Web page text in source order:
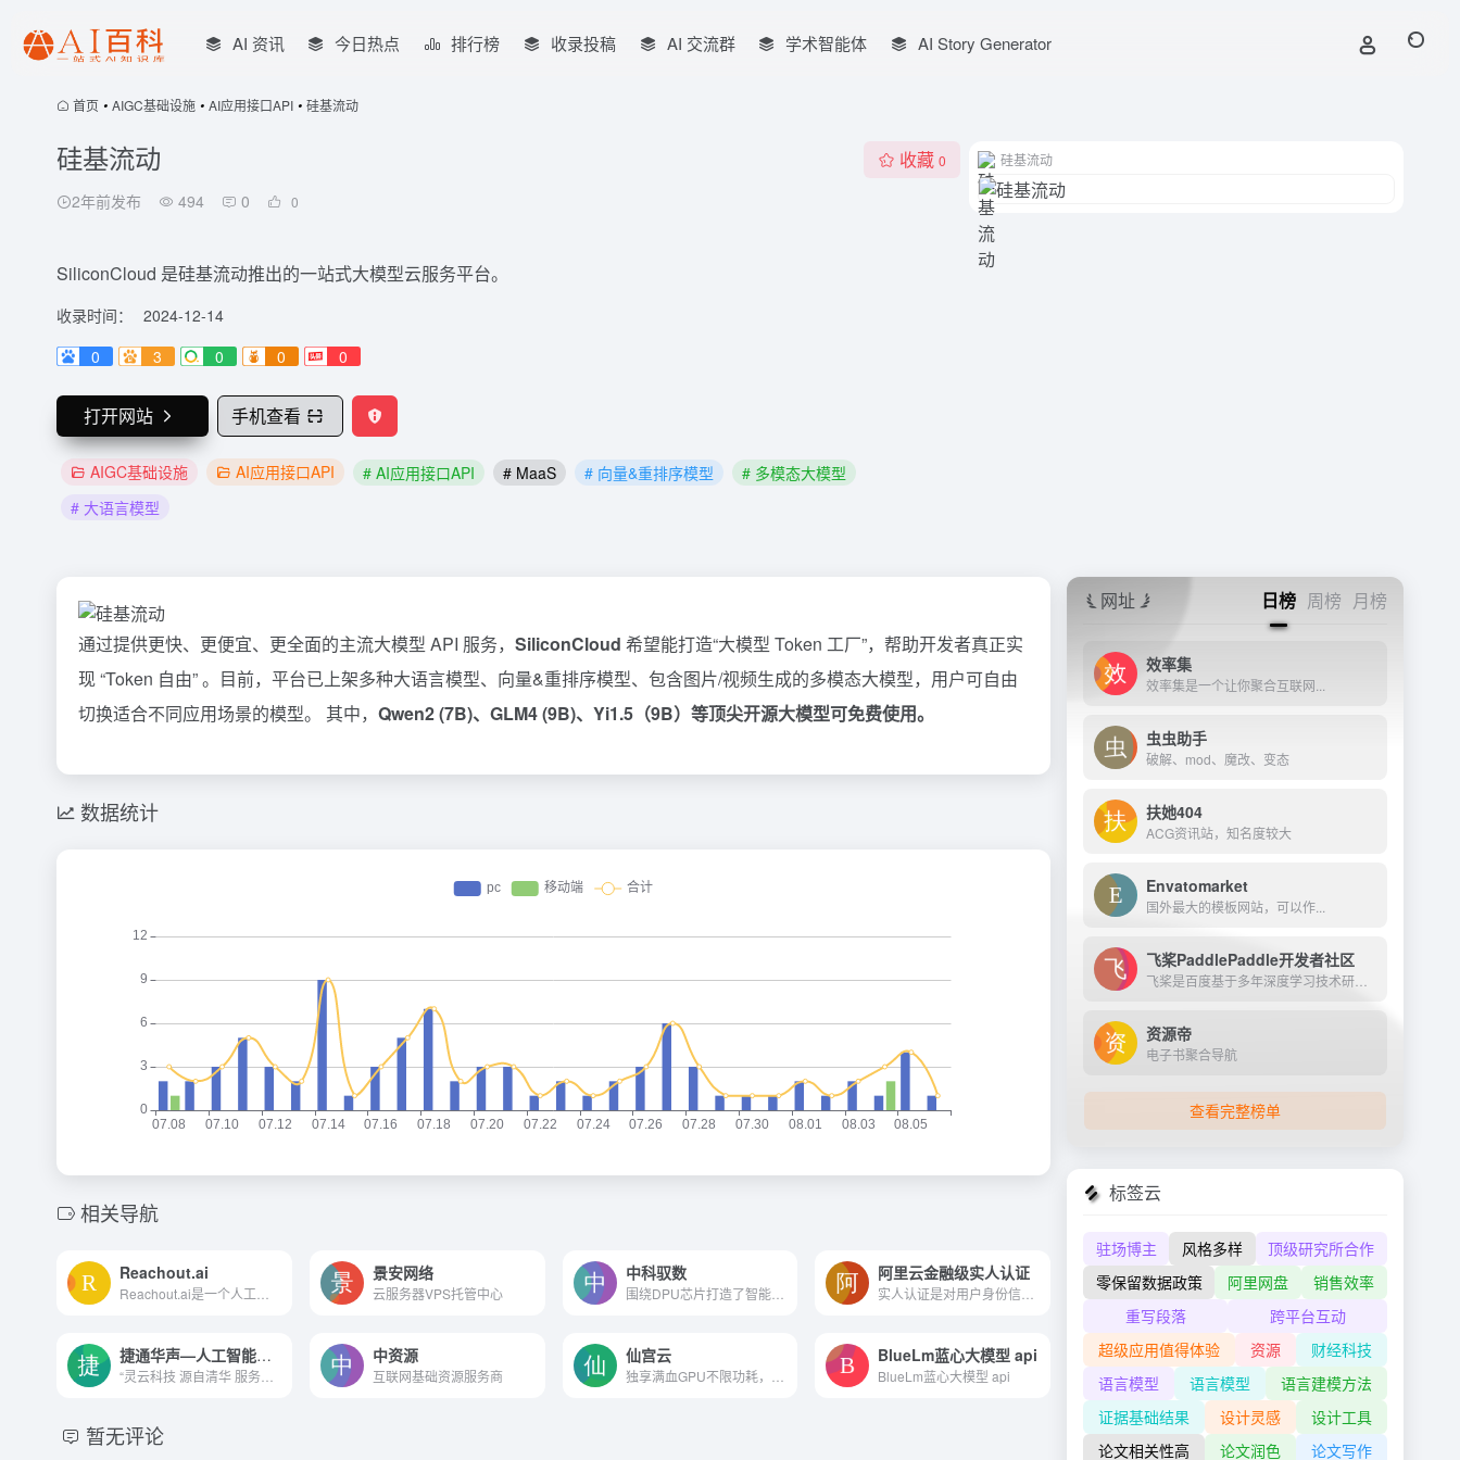
AI 资讯 今日热点 排行榜 收录投稿 AI 交流群 学术智能体 AI Story Generator
首页 • AIGC基础设施 • AI应用接口API • 硅基流动
硅基流动
2年前发布 494 0 0
收藏 0
SiliconCloud 是硅基流动推出的一站式大模型云服务平台。
收录时间：
2024-12-14
0
3 0 0 0
打开网站 手机查看
AIGC基础设施 AI应用接口API # AI应用接口API # MaaS # 向量&重排序模型
# 多模态大模型
# 大语言模型
硅基流动
通过提供更快、更便宜、更全面的主流大模型 API 服务， SiliconCloud 希望能打造“大模型 Token 工厂”，帮助开发者真正实
现 “Token 自由” 。目前，平台已上架多种大语言模型、向量&重排序模型、包含图片/视频生成的多模态大模型，用户可自由
切换适合不同应用场景的模型。 其中， Qwen2 (7B)、GLM4 (9B)、Yi1.5（9B）等顶尖开源大模型可免费使用。
数据统计
相关导航
Reachout.ai 景安网络
云服务器VPS托管中心
中科驭数
围绕DPU芯片打造了智能网卡系列产品和解决方案
阿里云金融级实人认证
捷通华声—人工智能技术与服务提供商 中资源
互联网基础资源服务商
仙宫云 BlueLm蓝心大模型 api
BlueLm蓝心大模型 api
暂无评论
网址 日榜 周榜 月榜
效率集
效率集是一个让你聚合互联网...
虫虫助手
破解、mod、魔改、变态
扶她404
ACG资讯站，知名度较大
Envatomarket
国外最大的模板网站，可以作...
飞桨PaddlePaddle开发者社区
资源帝
电子书聚合导航
查看完整榜单
标签云
驻场博主 风格多样
顶级研究所合作
零保留数据政策
阿里网盘
销售效率
重写段落
跨平台互动
超级应用值得体验
资源
财经科技
语言模型
语言模型
语言建模方法
证据基础结果
设计灵感
设计工具
论文相关性高
论文润色 论文写作